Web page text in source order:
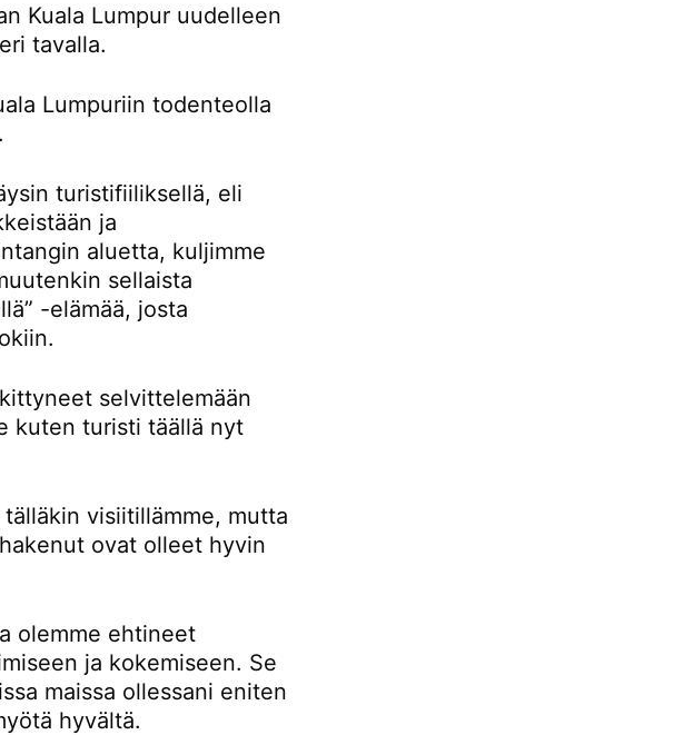
Kuala Lumpur uudelleen
tavalla.
Lumpuriin todenteolla
turistifiiliksellä, eli
ja
aluetta, kuljimme
sellaista
-elämää, josta
selvittelemään
kuten turisti täällä nyt
visiitillämme, mutta
ovat olleet hyvin
olemme ehtineet
ja kokemiseen. Se
maissa ollessani eniten
hyvältä.